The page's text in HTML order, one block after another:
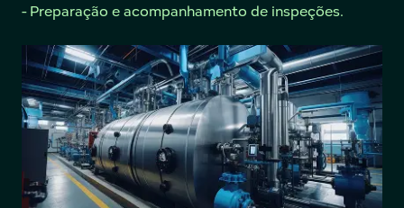
- Preparação e acompanhamento de inspeções.